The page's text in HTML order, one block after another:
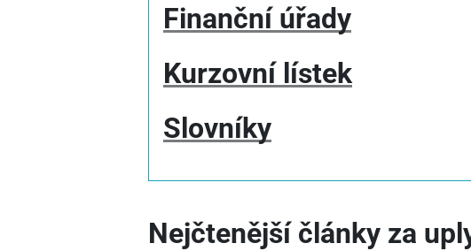
Finanční úřady
Kurzovní lístek
Slovníky
Nejčtenější články za